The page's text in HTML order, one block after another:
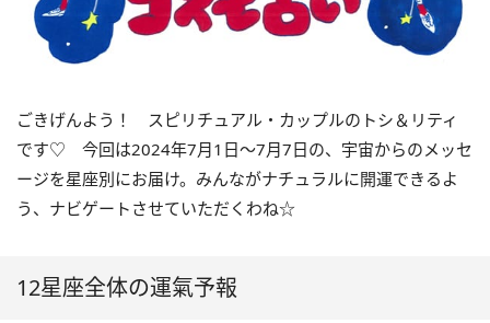
ごきげんよう！ スピリチュアル・カップルのトシ＆リティ
です♡ 今回は2024年7月1 日〜7月7日の、宇宙からのメッセ
ージを星座別にお届け。みんながナチュラルに開運できるよ
う、ナビゲートさせていただくわね☆
12星座全体の運氣予報